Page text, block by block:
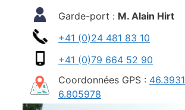
Garde-port : M. Alain Hirt
+41 (0)24 481 83 10
+41 (0)79 664 52 90
Coordonnées GPS :
6.805978